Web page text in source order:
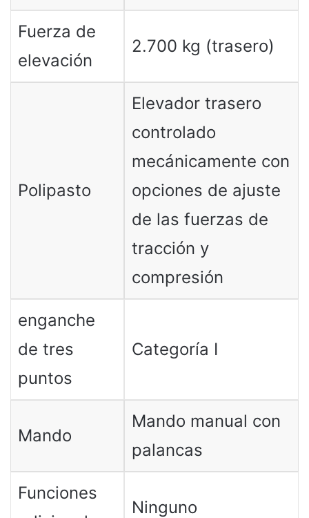
Fuerza de
elevación
2.700 kg (trasero)
Polipasto
Elevador trasero
controlado
mecánicamente con
opciones de ajuste
de las fuerzas de
tracción y
compresión
enganche
de tres
puntos
Categoría I
Mando
Mando manual con
palancas
Funciones
Ninguno